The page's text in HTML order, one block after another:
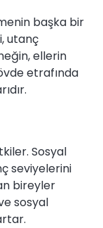
başka bir
utanç
ellerin
etrafında
Sosyal
seviyelerini
bireyler
sosyal